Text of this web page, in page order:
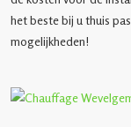
het beste bij u thuis
mogelijkheden!